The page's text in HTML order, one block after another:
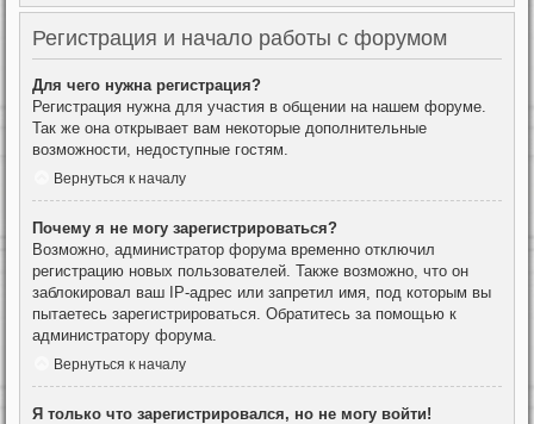
Регистрация и начало работы с форумом
Для чего нужна регистрация?
Регистрация нужна для участия в общении на нашем форуме.
Так же она открывает вам некоторые дополнительные
возможности, недоступные гостям.
Вернуться к началу
Почему я не могу зарегистрироваться?
Возможно, администратор форума временно отключил
регистрацию новых пользователей. Также возможно, что он
заблокировал ваш IP-адрес или запретил имя, под которым вы
пытаетесь зарегистрироваться. Обратитесь за помощью к
администратору форума.
Вернуться к началу
Я только что зарегистрировался, но не могу войти!